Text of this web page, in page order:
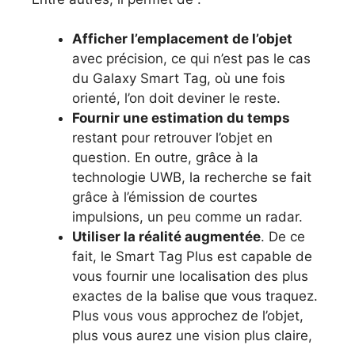
Afficher l’emplacement de l’objet
avec précision, ce qui n’est pas le cas
du Galaxy Smart Tag, où une fois
orienté, l’on doit deviner le reste.
Fournir une estimation du temps
restant pour retrouver l’objet en
question. En outre, grâce à la
technologie UWB, la recherche se fait
grâce à l’émission de courtes
impulsions, un peu comme un radar.
Utiliser la réalité augmentée. De ce
fait, le Smart Tag Plus est capable de
vous fournir une localisation des plus
exactes de la balise que vous traquez.
Plus vous vous approchez de l’objet,
plus vous aurez une vision plus claire,